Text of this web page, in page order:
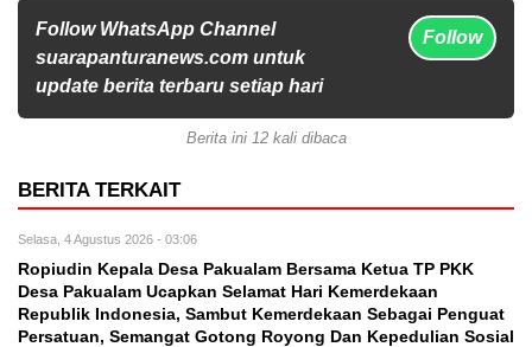
Follow WhatsApp Channel
suarapanturanews.com untuk
update berita terbaru setiap hari
Follow
Berita ini 12 kali dibaca
BERITA TERKAIT
Selasa, 4 Agustus 2026 - 03:06
Ropiudin Kepala Desa Pakualam Bersama Ketua TP PKK
Desa Pakualam Ucapkan Selamat Hari Kemerdekaan
Republik Indonesia, Sambut Kemerdekaan Sebagai Penguat
Persatuan, Semangat Gotong Royong Dan Kepedulian Sosial